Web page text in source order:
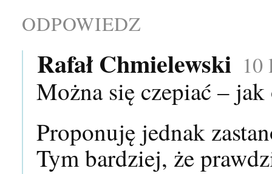
ODPOWIEDZ
Rafał Chmielewski 10
Można się czepiać –
Proponuję jednak
Tym bardziej, że